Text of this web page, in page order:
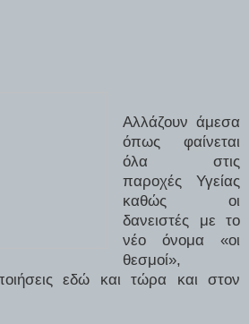
Αλλάζουν άμεσα
όπως φαίνεται
όλα στις
παροχές Υγείας
καθώς οι
δανειστές με το
νέο όνομα «οι
θεσμοί»,
εδώ και τώρα και στον